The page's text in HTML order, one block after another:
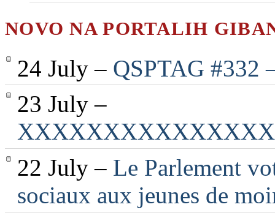
NOVO NA PORTALIH
24 July – QSPTAG
23 July –
22 July – Le Parlement
sociaux aux jeunes de